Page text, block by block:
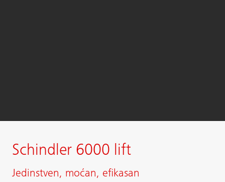
Schindler 6000 lift
Jedinstven, moćan, efikasan